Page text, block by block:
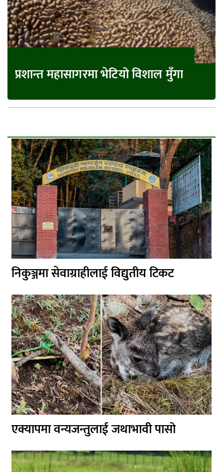
प्रशान्त महासागरमा भेटियो विशाल मुँगा
निकुञ्जमा सेवाग्राहीलाई विद्युतीय टिकट
एक्यापमा वन्यजन्तुलाई जथाभावी पासो